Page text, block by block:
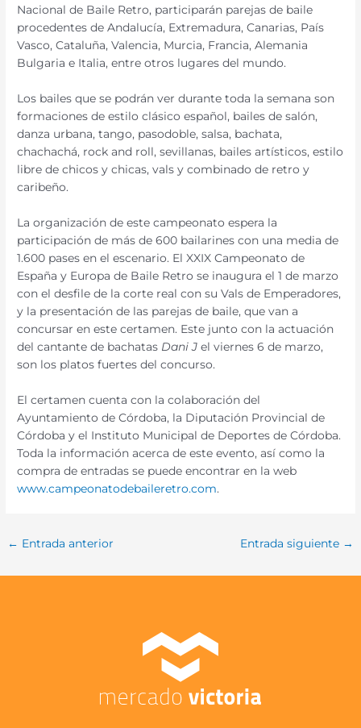
Nacional de Baile Retro, participarán parejas de baile
procedentes de Andalucía, Extremadura, Canarias, País
Vasco, Cataluña, Valencia, Murcia, Francia, Alemania
Bulgaria e Italia, entre otros lugares del mundo.
Los bailes que se podrán ver durante toda la semana son
formaciones de estilo clásico español, bailes de salón,
danza urbana, tango, pasodoble, salsa, bachata,
chachachá, rock and roll, sevillanas, bailes artísticos, estilo
libre de chicos y chicas, vals y combinado de retro y
caribeño.
La organización de este campeonato espera la
participación de más de 600 bailarines con una media de
1.600 pases en el escenario. El XXIX Campeonato de
España y Europa de Baile Retro se inaugura el 1 de marzo
con el desfile de la corte real con su Vals de Emperadores,
y la presentación de las parejas de baile, que van a
concursar en este certamen. Este junto con la actuación
del cantante de bachatas Dani J el viernes 6 de marzo,
son los platos fuertes del concurso.
El certamen cuenta con la colaboración del
Ayuntamiento de Córdoba, la Diputación Provincial de
Córdoba y el Instituto Municipal de Deportes de Córdoba.
Toda la información acerca de este evento, así como la
compra de entradas se puede encontrar en la web
www.campeonatodebaileretro.com.
← Entrada anterior Entrada siguiente →